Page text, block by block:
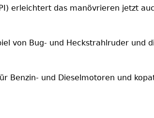
erleichtert das manövrieren jetzt
von Bug- und Heckstrahlruder und
Benzin- und Dieselmotoren und